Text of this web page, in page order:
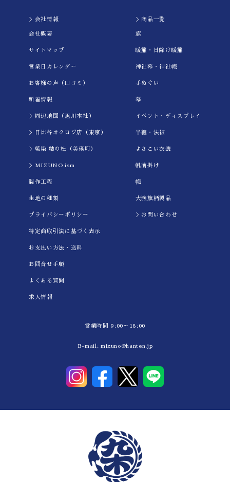
＞会社情報
会社概要
サイトマップ
営業日カレンダー
お客様の声（口コミ）
新着情報
＞周辺地図（旭川本社）
＞日比谷オクロジ店（東京）
＞藍染 結の杜（美瑛町）
＞MIZUNO ism
製作工程
生地の種類
プライバシーポリシー
特定商取引法に基づく表示
お支払い方法・送料
お問合せ手順
よくある質問
求人情報
＞商品一覧
旗
暖簾・日除け暖簾
神社幕・神社幟
手ぬぐい
幕
イべント・ディスプレイ
半纏・法被
よさこい衣装
帆前掛け
幟
大漁旗柄製品
＞お問い合わせ
営業時間 9:00～18:00
E-mail: mizuno@hanten.jp